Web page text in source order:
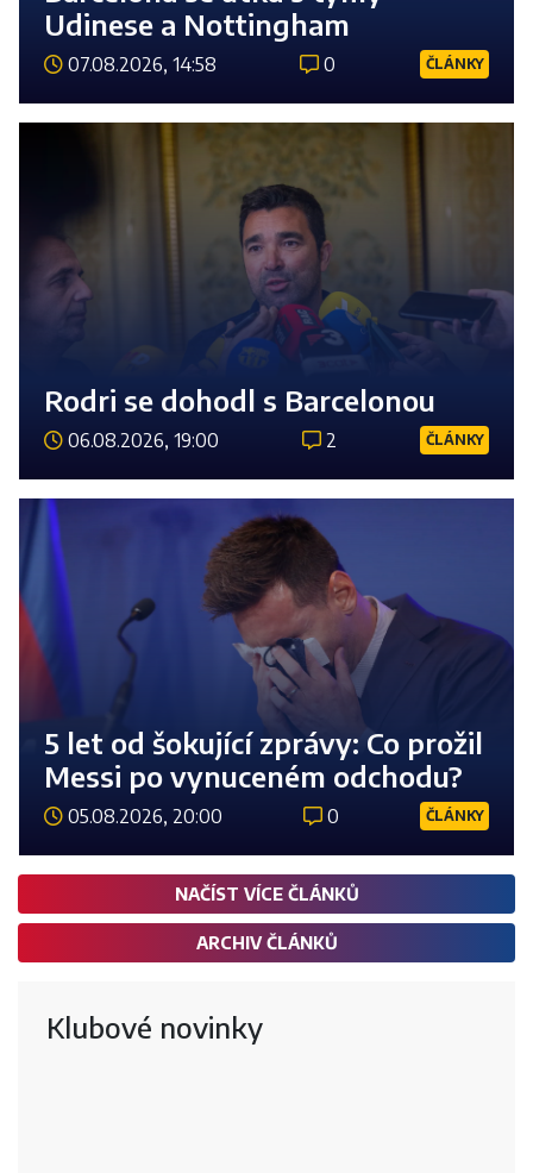
Udinese a Nottingham
07.08.2026, 14:58 0 ČLÁNKY
Rodri se dohodl s Barcelonou
06.08.2026, 19:00 2 ČLÁNKY
5 let od šokující zprávy: Co prožil
Messi po vynuceném odchodu?
05.08.2026, 20:00 0 ČLÁNKY
NAČÍST VÍCE ČLÁNKŮ
ARCHIV ČLÁNKŮ
Klubové novinky